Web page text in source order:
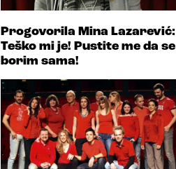
Progovorila Mina Lazarević:
Teško mi je! Pustite me da se
borim sama!